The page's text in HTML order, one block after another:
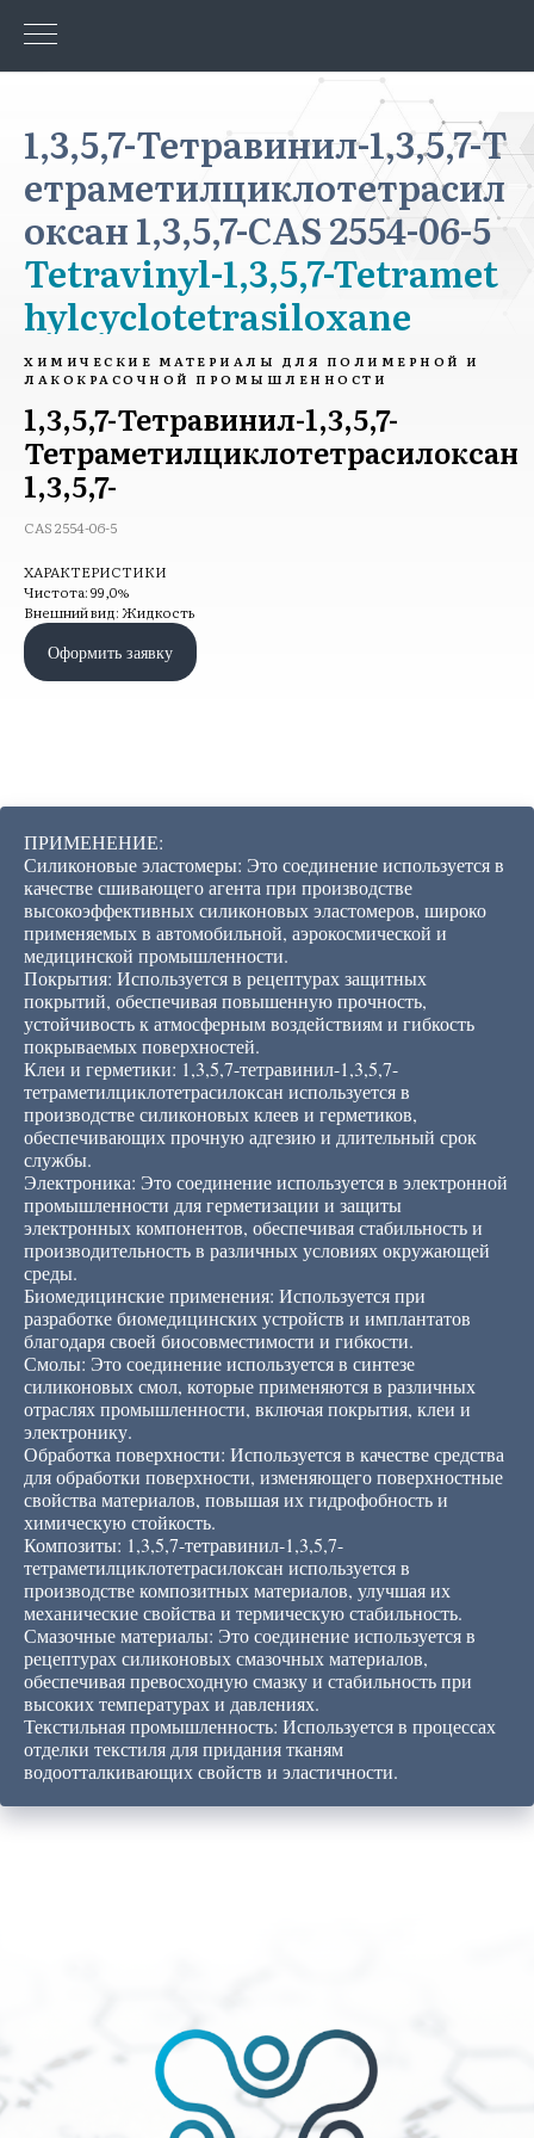
1,3,5,7-Тетравинил-1,3,5,7-Т
етраметилциклотетрасил
оксан 1,3,5,7-CAS 2554-06-5
Tetravinyl-1,3,5,7-Tetramet
hylcyclotetrasiloxane
ХИМИЧЕСКИЕ МАТЕРИАЛЫ ДЛЯ ПОЛИМЕРНОЙ И
ЛАКОКРАСОЧНОЙ ПРОМЫШЛЕННОСТИ
1,3,5,7-Тетравинил-1,3,5,7-
Тетраметилциклотетрасилоксан
1,3,5,7-
CAS 2554-06-5
ХАРАКТЕРИСТИКИ
Чистота: 99,0%
Внешний вид: Жидкость
Оформить заявку
ПРИМЕНЕНИЕ:
Силиконовые эластомеры: Это соединение используется в
качестве сшивающего агента при производстве
высокоэффективных силиконовых эластомеров, широко
применяемых в автомобильной, аэрокосмической и
медицинской промышленности.
Покрытия: Используется в рецептурах защитных
покрытий, обеспечивая повышенную прочность,
устойчивость к атмосферным воздействиям и гибкость
покрываемых поверхностей.
Клеи и герметики: 1,3,5,7-тетравинил-1,3,5,7-
тетраметилциклотетрасилоксан используется в
производстве силиконовых клеев и герметиков,
обеспечивающих прочную адгезию и длительный срок
службы.
Электроника: Это соединение используется в электронной
промышленности для герметизации и защиты
электронных компонентов, обеспечивая стабильность и
производительность в различных условиях окружающей
среды.
Биомедицинские применения: Используется при
разработке биомедицинских устройств и имплантатов
благодаря своей биосовместимости и гибкости.
Смолы: Это соединение используется в синтезе
силиконовых смол, которые применяются в различных
отраслях промышленности, включая покрытия, клеи и
электронику.
Обработка поверхности: Используется в качестве средства
для обработки поверхности, изменяющего поверхностные
свойства материалов, повышая их гидрофобность и
химическую стойкость.
Композиты: 1,3,5,7-тетравинил-1,3,5,7-
тетраметилциклотетрасилоксан используется в
производстве композитных материалов, улучшая их
механические свойства и термическую стабильность.
Смазочные материалы: Это соединение используется в
рецептурах силиконовых смазочных материалов,
обеспечивая превосходную смазку и стабильность при
высоких температурах и давлениях.
Текстильная промышленность: Используется в процессах
отделки текстиля для придания тканям
водоотталкивающих свойств и эластичности.